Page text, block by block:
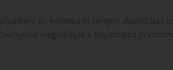
is- édesvízi és tengeri akvarizálás
meghálálják a folyamatos jó